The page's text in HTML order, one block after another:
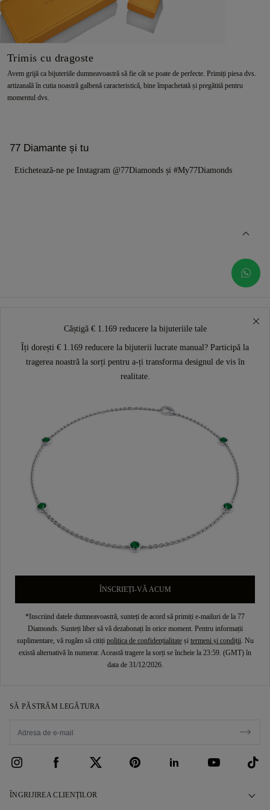
Trimis cu dragoste
Avem grijă ca bijuteriile dumneavoastră să fie cât se poate de perfecte. Primiți piesa dvs.
artizanală în cutia noastră galbenă caracteristică, bine împachetată și pregătită pentru
momentul dvs.
77 Diamante și tu
Etichetează-ne pe Instagram @77Diamonds și #My77Diamonds
Câștigă € 1.169 reducere la bijuteriile tale
Îți dorești € 1.169 reducere la bijuterii lucrate manual? Participă la
tragerea noastră la sorți pentru a-ți transforma designul de vis în
realitate.
ÎNSCRIEȚI-VĂ ACUM
*Inscriind datele dumneavoastră, sunteți de acord să primiți e-mailuri de la 77
Diamonds. Sunteți liber să vă dezabonați în orice moment. Pentru informații
suplimentare, vă rugăm să citiți politica de confidențialitateși termeni și condiții. Nu
există alternativă în numerar. Această tragere la sorți se încheie la 23:59. (GMT) în
data de 31/12/2026.
SĂ PĂSTRĂM LEGĂTURA
ÎNGRIJIREA CLIENȚILOR